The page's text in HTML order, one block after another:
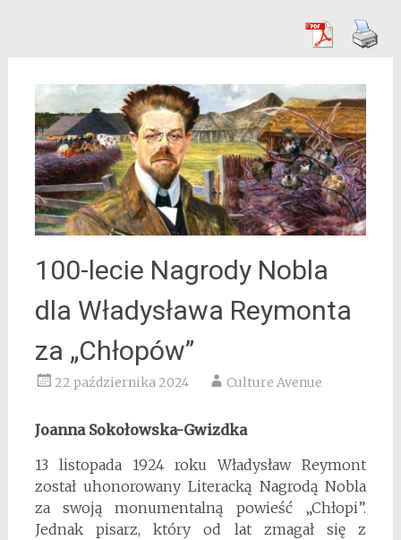
100-lecie Nagrody Nobla
dla Władysława Reymonta
za „Chłopów”
22 października 2024 Culture Avenue
Joanna Sokołowska-Gwizdka
13 listopada 1924 roku Władysław Reymont
został uhonorowany Literacką Nagrodą Nobla
za swoją monumentalną powieść „Chłopi”.
Jednak pisarz, który od lat zmagał się z